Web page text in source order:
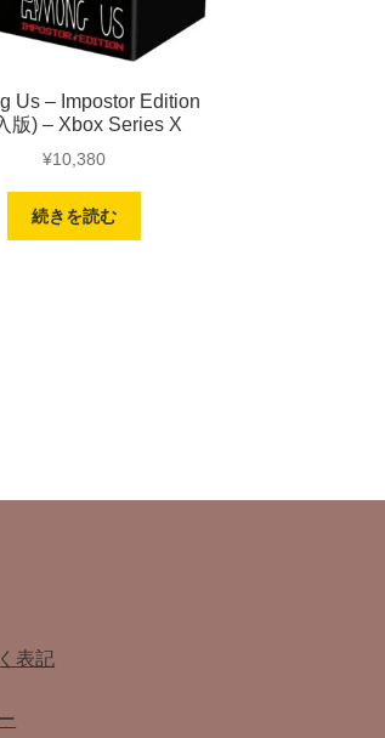
Us – Impostor Edition
版) – Xbox Series X
¥10,380
続きを読む
表記